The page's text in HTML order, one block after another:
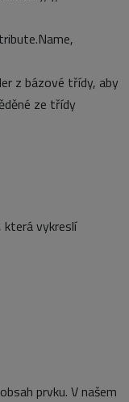
z bázové třídy, aby
ze třídy
která vykreslí
prvku. V našem